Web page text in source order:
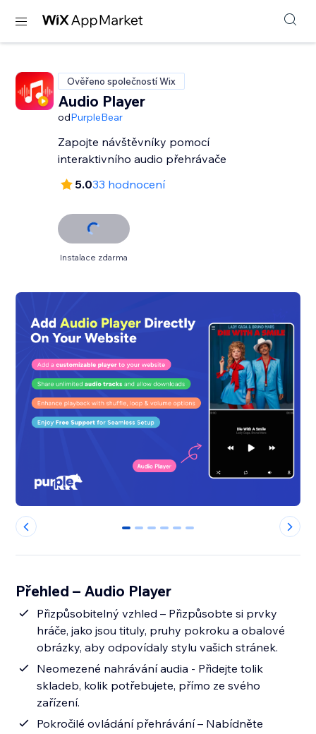
Ověřeno společností Wix
Audio Player
odPurpleBear
Zapojte návštěvníky pomocí
interaktivního audio přehrávače
5.033 hodnocení
Instalace zdarma
0 1 2 3 4 5
Přehled – Audio Player
Přizpůsobitelný vzhled – Přizpůsobte si prvky
hráče, jako jsou tituly, pruhy pokroku a obalové
obrázky, aby odpovídaly stylu vašich stránek.
Neomezené nahrávání audia - Přidejte tolik
skladeb, kolik potřebujete, přímo ze svého
zařízení.
Pokročilé ovládání přehrávání – Nabídněte